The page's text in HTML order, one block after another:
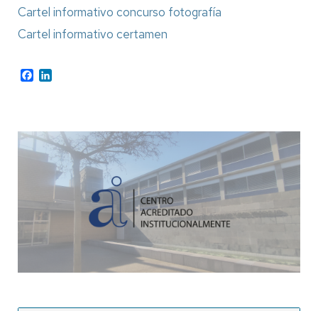
Cartel informativo concurso fotografía
Cartel informativo certamen
Facebook